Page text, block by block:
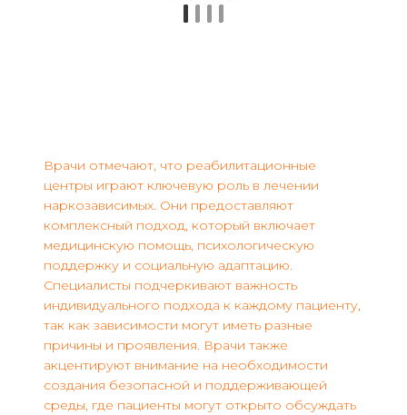
Врачи отмечают, что реабилитационные
центры играют ключевую роль в лечении
наркозависимых. Они предоставляют
комплексный подход, который включает
медицинскую помощь, психологическую
поддержку и социальную адаптацию.
Специалисты подчеркивают важность
индивидуального подхода к каждому пациенту,
так как зависимости могут иметь разные
причины и проявления. Врачи также
акцентируют внимание на необходимости
создания безопасной и поддерживающей
среды, где пациенты могут открыто обсуждать